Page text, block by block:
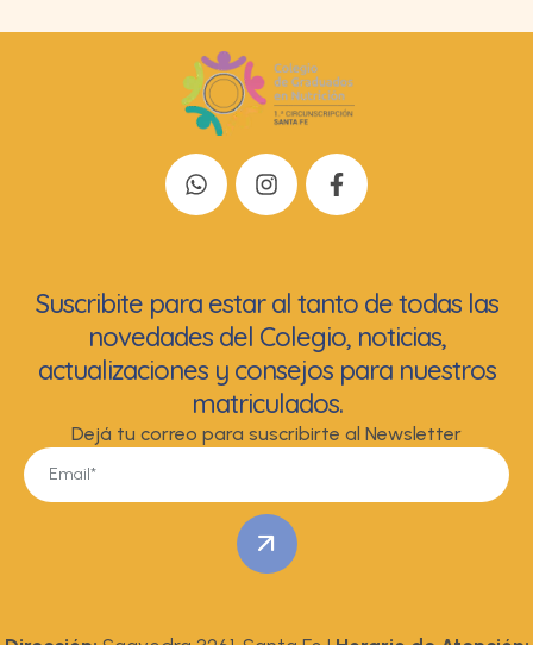
Suscribite para estar al tanto de todas las
novedades del Colegio, noticias,
actualizaciones y consejos para nuestros
matriculados.
Dejá tu correo para suscribirte al Newsletter